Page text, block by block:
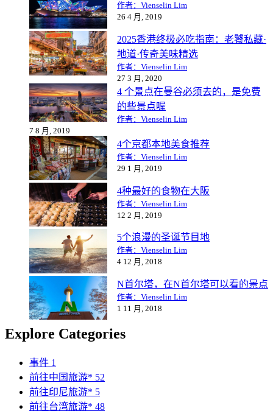
作者：Vienselin Lim
26 4 月, 2019
2025香港终极必吃指南：老饕私藏·
地道·传奇美味精选
作者：Vienselin Lim
27 3 月, 2020
4 个景点在曼谷必须去的，是免费
的些景点喔
作者：Vienselin Lim
7 8 月, 2019
4个京都本地美食推荐
作者：Vienselin Lim
29 1 月, 2019
4种最好的食物在大阪
作者：Vienselin Lim
12 2 月, 2019
5个浪漫的圣诞节目地
作者：Vienselin Lim
4 12 月, 2018
N首尔塔，在N首尔塔可以看的景点
作者：Vienselin Lim
1 11 月, 2018
Explore Categories
事件 1
前往中国旅游* 52
前往印尼旅游* 5
前往台湾旅游* 48